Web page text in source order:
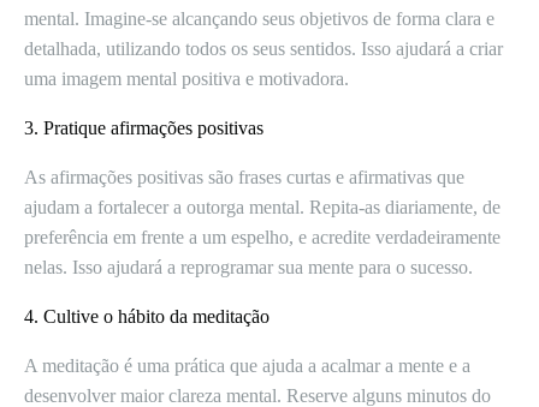
mental. Imagine-se alcançando seus objetivos de forma clara e
detalhada, utilizando todos os seus sentidos. Isso ajudará a criar
uma imagem mental positiva e motivadora.
3. Pratique afirmações positivas
As afirmações positivas são frases curtas e afirmativas que
ajudam a fortalecer a outorga mental. Repita-as diariamente, de
preferência em frente a um espelho, e acredite verdadeiramente
nelas. Isso ajudará a reprogramar sua mente para o sucesso.
4. Cultive o hábito da meditação
A meditação é uma prática que ajuda a acalmar a mente e a
desenvolver maior clareza mental. Reserve alguns minutos do